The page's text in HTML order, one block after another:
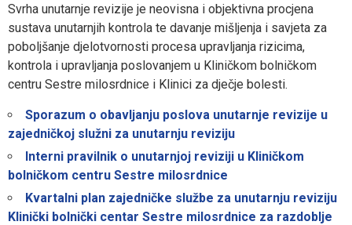
Svrha unutarnje revizije je neovisna i objektivna procjena
sustava unutarnjih kontrola te davanje mišljenja i savjeta za
poboljšanje djelotvornosti procesa upravljanja rizicima,
kontrola i upravljanja poslovanjem u Kliničkom bolničkom
centru Sestre milosrdnice i Klinici za dječje bolesti.
Sporazum o obavljanju poslova unutarnje revizije u
zajedničkoj služni za unutarnju reviziju
Interni pravilnik o unutarnjoj reviziji u Kliničkom
bolničkom centru Sestre milosrdnice
Kvartalni plan zajedničke službe za unutarnju reviziju
Klinički bolnički centar Sestre milosrdnice za razdoblje